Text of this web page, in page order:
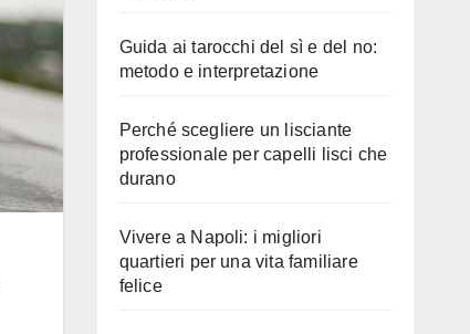
Guida ai tarocchi del sì e del no:
metodo e interpretazione
Perché scegliere un lisciante
professionale per capelli lisci che
durano
Vivere a Napoli: i migliori
quartieri per una vita familiare
felice